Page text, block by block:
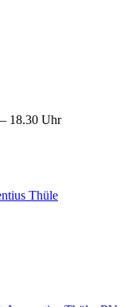
18.30 Uhr
Thüle